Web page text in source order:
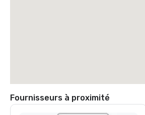
Fournisseurs à proximité